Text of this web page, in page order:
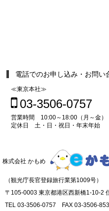
電話でのお申し込み・お問い
≪東京本社≫
03-3506-0757
営業時間 10:00～18:00（月～金）
定休日 土・日・祝日・年末年始
株式会社 かもめ
（観光庁長官登録旅行業第1009号）
〒105-0003 東京都港区西新橋1-10-2
TEL 03-3506-0757 FAX 03-3506-